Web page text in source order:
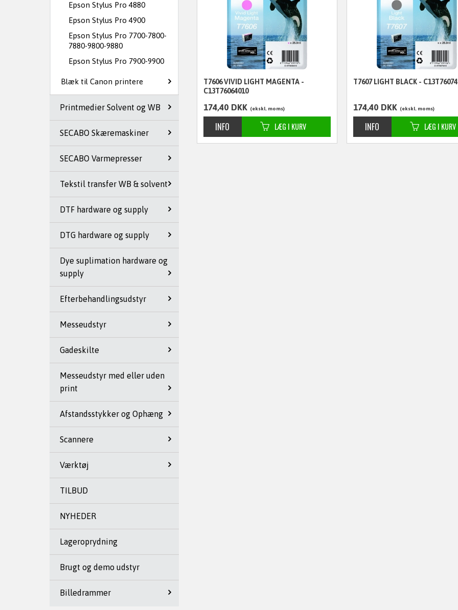
Epson Stylus Pro 4880
Epson Stylus Pro 4900
Epson Stylus Pro 7700-7800-
7880-9800-9880
Epson Stylus Pro 7900-9900
Blæk til Canon printere
Printmedier Solvent og WB
SECABO Skæremaskiner
SECABO Varmepresser
Tekstil transfer WB & solvent
DTF hardware og supply
DTG hardware og supply
Dye suplimation hardware og
supply
Efterbehandlingsudstyr
Messeudstyr
Gadeskilte
Messeudstyr med eller uden
print
Afstandsstykker og Ophæng
Scannere
Værktøj
TILBUD
NYHEDER
Lageroprydning
Brugt og demo udstyr
Billedrammer
T7606 VIVID LIGHT MAGENTA -
C13T76064010
174,40 DKK ekskl. moms
T7607 LIGHT BLACK -
174,40 DKK ekskl. moms